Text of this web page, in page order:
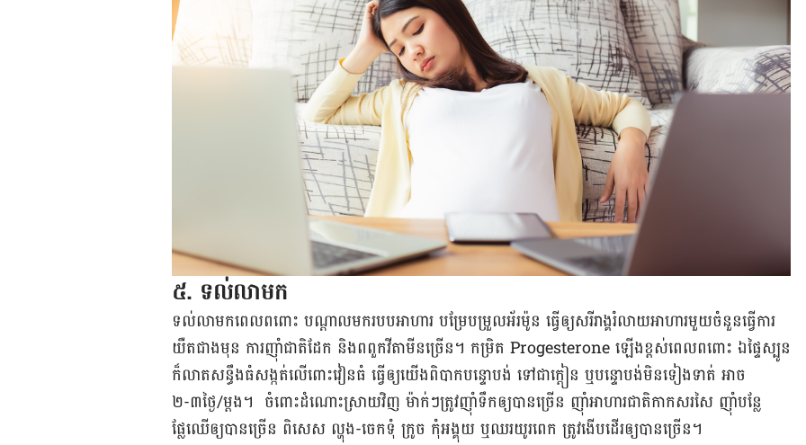
៥. ទល់លាមក
ទល់​លាមក​ពេល​ពពោះ បណ្តាល​មក​​របប​អាហារ ​បម្រែ​បម្រួល​អ័រម៉ូន ធ្វើ​ឲ្យ​សរីរាង្គ​​រំលាយ​​អាហារ​មួយ​ចំនួន​ធ្វើការ​
យឺត​ជាង​មុន ការ​ញ៉ាំ​ជាតិ​ដែក និង​ពពួក​វីតាមីន​ច្រើន។ កម្រិត Progesterone ឡើង​ខ្ពស់​ពេល​ពពោះ ឯ​ផ្ទៃ​ស្បូន​
ក៏​លាត​សន្ធឹង​ធំ​សង្កត់​លើ​ពោះវៀនធំ ធ្វើ​ឲ្យ​យើង​ពិបាក​បន្ទោបង់ ទៅ​ជា​ក្តៀន ឬ​បន្ទោបង់​មិន​ទៀងទាត់ អាច
២-៣ថ្ងៃ/ម្តង។ ចំពោះ​ដំណោះស្រាយ​វិញ ម៉ាក់ៗ​ត្រូវ​ញ៉ាំ​ទឹក​ឲ្យ​បាន​ច្រើន ញ៉ាំ​អាហារ​ជាតិ​កាក​សរសៃ ញ៉ាំ​បន្លែ​
ផ្លែឈើ​ឲ្យ​បាន​ច្រើន ពិសេស ល្ហុង-ចេកទុំ ក្រូច កុំ​អង្គុយ ឬ​ឈរ​យូរ​ពេក ត្រូវ​ងើប​ដើរ​ឲ្យ​បាន​ច្រើន។